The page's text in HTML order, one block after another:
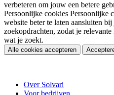
verbeteren om jouw een betere
Persoonlijke cookies Persoonlijke
website beter te laten aansluiten
zoekopdrachten, zodat je
wat je zoekt.
Alle cookies accepteren
Over Solvari
Voor bedrijven